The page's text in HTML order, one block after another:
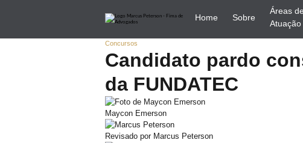
Home Sobre
Áreas de
Atuação
Concursos
Candidato pardo
da FUNDATEC
Maycon Emerson
Revisado por Marcus Peterson